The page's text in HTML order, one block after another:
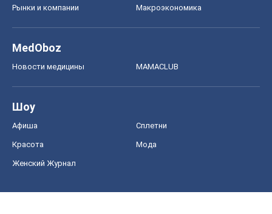
Рынки и компании Mакроэкономика
MedOboz
Новости медицины MAMACLUB
Шоу
Афиша Сплетни
Красота Мода
Женский Журнал